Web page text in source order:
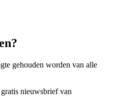
gehouden worden van alle
nieuwsbrief van